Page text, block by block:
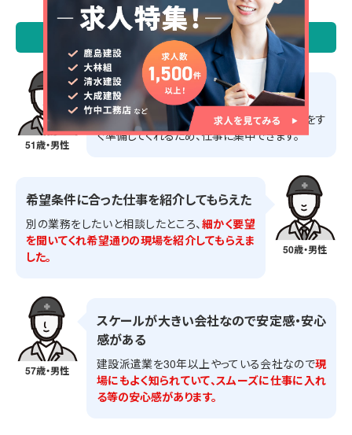
\ 施工管理求人サーチ 転職成功者の声 /
51歳・男性
担当営業のサポートが良い
在籍証明書や源泉徴収票などの必要な書類をす
ぐ準備してくれるため、仕事に集中できます。
50歳・男性
希望条件に合った仕事を紹介してもらえた
別の業務をしたいと相談したところ、 細かく要望
を聞いてくれ希望通りの現場を紹介してもらえま
した。
57歳・男性
スケールが大きい会社なので安定感・安心
感がある
建設派遣業を30年以上やっている会社なので現
場にもよく知られていて、スムーズに仕事に入れ
る等の安心感があります。